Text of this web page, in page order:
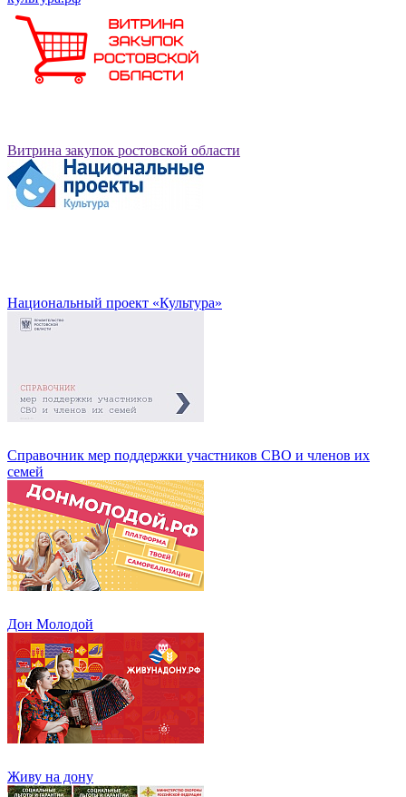
Витрина закупок ростовской области
Национальный проект «Культура»
Справочник мер поддержки участников СВО и членов их
семей
Дон Молодой
Живу на дону